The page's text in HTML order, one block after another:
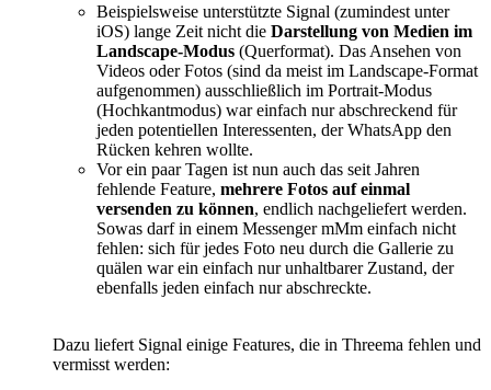
Beispielsweise unterstützte Signal (zumindest unter
iOS) lange Zeit nicht die Darstellung von Medien im
Landscape-Modus (Querformat). Das Ansehen von
Videos oder Fotos (sind da meist im Landscape-Format
aufgenommen) ausschließlich im Portrait-Modus
(Hochkantmodus) war einfach nur abschreckend für
jeden potentiellen Interessenten, der WhatsApp den
Rücken kehren wollte.
Vor ein paar Tagen ist nun auch das seit Jahren
fehlende Feature, mehrere Fotos auf einmal
versenden zu können, endlich nachgeliefert werden.
Sowas darf in einem Messenger mMm einfach nicht
fehlen: sich für jedes Foto neu durch die Gallerie zu
quälen war ein einfach nur unhaltbarer Zustand, der
ebenfalls jeden einfach nur abschreckte.
Dazu liefert Signal einige Features, die in Threema fehlen und
vermisst werden: